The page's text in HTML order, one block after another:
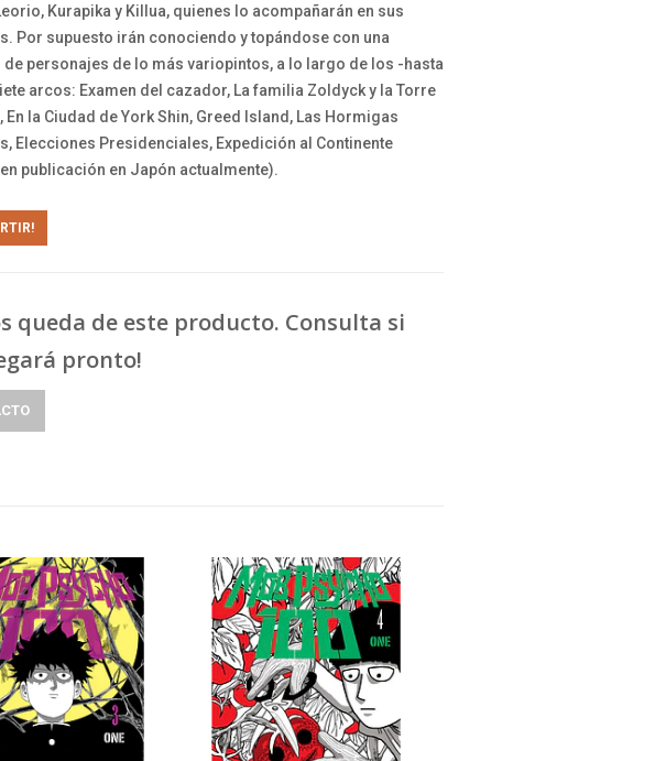
Kurapika y Killua, quienes lo acompañarán en sus
Por supuesto irán conociendo y topándose con una
de personajes de lo más variopintos, a lo largo de los -hasta
arcos: Examen del cazador, La familia Zoldyck y la Torre
En la Ciudad de York Shin, Greed Island, Las Hormigas
Elecciones Presidenciales, Expedición al Continente
publicación en Japón actualmente).
queda de este producto. Consulta si
pronto!